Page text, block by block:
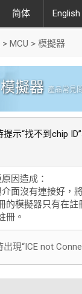
> MCU > 模擬器
模擬器 產品常見
示“找不到chip
因造成：
介面沒有連接好，
的模擬器只有在
冊。
現“ICE not
简体 English